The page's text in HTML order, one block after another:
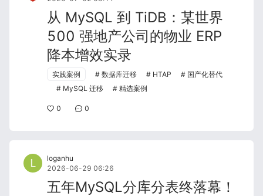
从 MySQL 到 TiDB：某世界
500 强地产公司的物业 ERP
降本增效实录
实践案例 数据库迁移 HTAP
国产化替代
MySQL 迁移
精选案例
0 0
loganhu
2026-06-29 06:26
五年MySQL分库分表终落幕！